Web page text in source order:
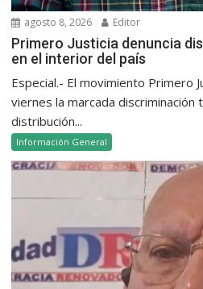
agosto 8, 2026 Editor
Primero Justicia denuncia
en el interior del país
Especial.- El movimiento Primero
viernes la marcada discriminación
distribución...
Información General